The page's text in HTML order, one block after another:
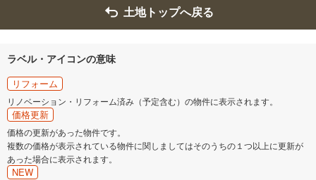
土地トップへ戻る
ラベル・アイコンの意味
リフォーム
リノベーション・リフォーム済み（予定含む）の物件に表示されます。
価格更新
価格の更新があった物件です。
複数の価格が表示されている物件に関しましてはそのうちの１つ以上に更新が
あった場合に表示されます。
NEW